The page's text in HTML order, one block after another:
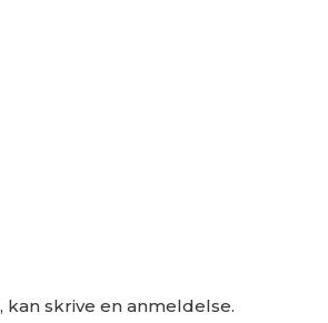
skrive en anmeldelse.